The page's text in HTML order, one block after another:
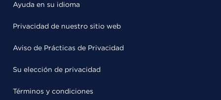
Ayuda en su idioma
Privacidad de nuestro sitio web
Aviso de Prácticas de Privacidad
Su elección de privacidad
Términos y condiciones